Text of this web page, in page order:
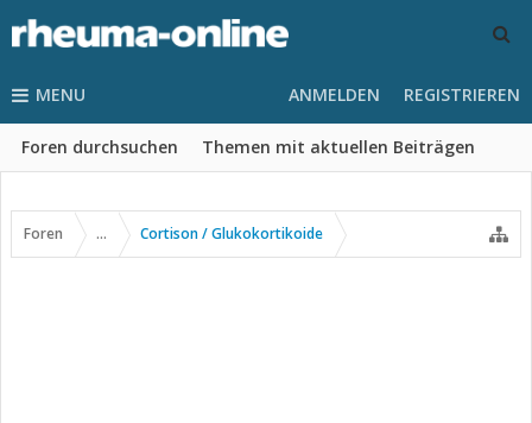
MENU
Foren durchsuchen Themen mit aktuellen Beiträgen
ANMELDEN REGISTRIEREN
Foren ... Cortison / Glukokortikoide